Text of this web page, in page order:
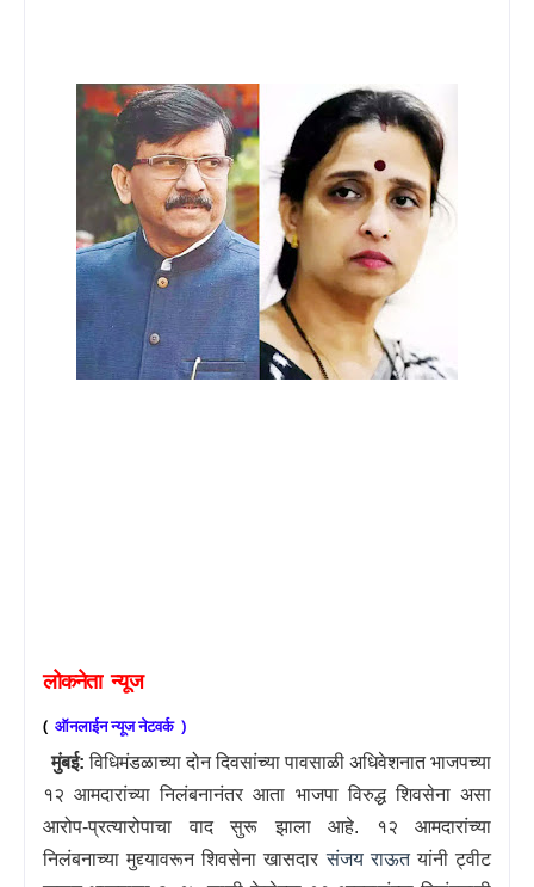
लोकनेता न्यूज
( ऑनलाईनन्यूजनेटवर्क)
मुंबई: विधिमंडळाच्या दोन दिवसांच्या पावसाळी अधिवेशनात भाजपच्या
१२ आमदारांच्या निलंबनानंतर आता भाजपा विरुद्ध शिवसेना असा
आरोप-प्रत्यारोपाचा वाद सुरू झाला आहे. १२ आमदारांच्या
निलंबनाच्या मुद्द्यावरून शिवसेना खासदार संजय राऊतयांनी ट्वीट